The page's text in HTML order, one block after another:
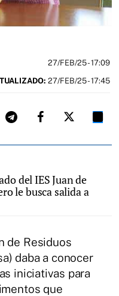
27/FEB/25- 17:09
27/FEB/25 - 17:45
del IES Juan de
le busca salida a
de Residuos
daba a conocer
iniciativas para
que